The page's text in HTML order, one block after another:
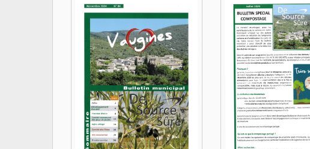
INFORMATIONS